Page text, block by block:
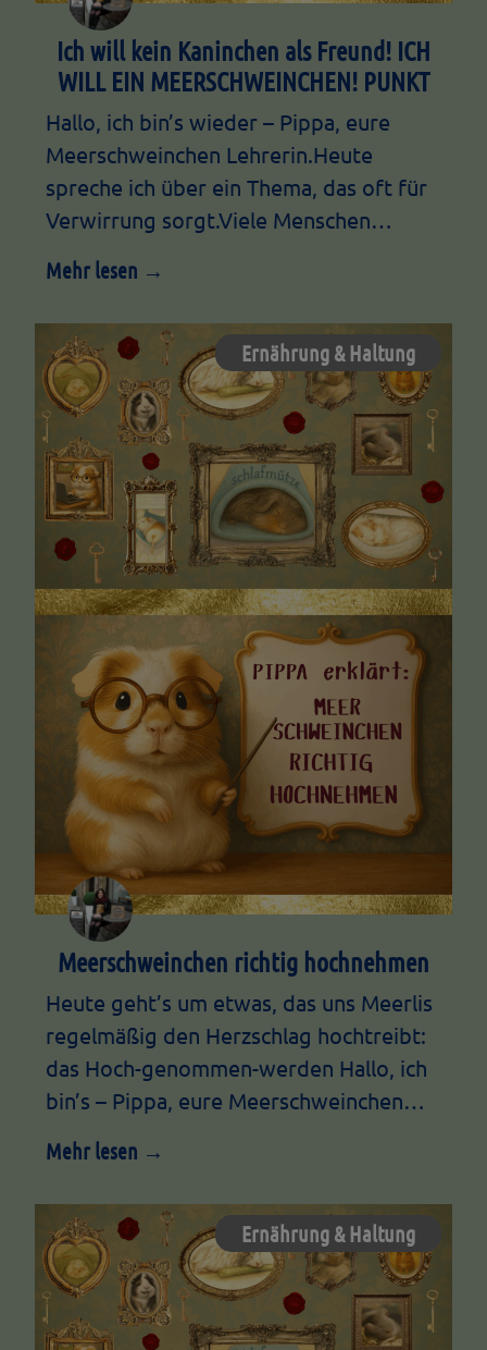
Ich will kein Kaninchen als Freund! ICH
WILL EIN MEERSCHWEINCHEN! PUNKT
Hallo, ich bin’s wieder – Pippa, eure
Meerschweinchen Lehrerin.Heute
spreche ich über ein Thema, das oft für
Verwirrung sorgt.Viele Menschen…
Mehr lesen →
Ernährung & Haltung
Meerschweinchen richtig hochnehmen
Heute geht’s um etwas, das uns Meerlis
regelmäßig den Herzschlag hochtreibt:
das Hoch-genommen-werden Hallo, ich
bin’s – Pippa, eure Meerschweinchen…
Mehr lesen →
Ernährung & Haltung